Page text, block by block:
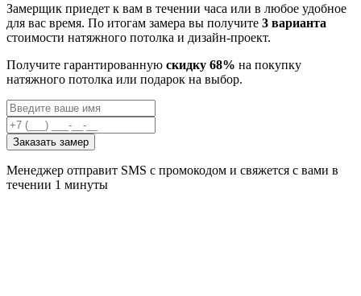
Замерщик приедет к вам в течении часа или в любое удобное
для вас время. По итогам замера вы получите 3 варианта
стоимости натяжного потолка и дизайн-проект.
Получите гарантированную скидку 68% на покупку
натяжного потолка или подарок на выбор.
Заказать замер
Менеджер отправит SMS с промокодом и свяжется с вами в
течении 1 минуты